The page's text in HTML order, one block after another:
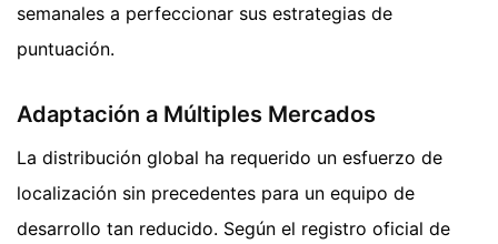
semanales a perfeccionar sus estrategias de
puntuación.
Adaptación a Múltiples Mercados
La distribución global ha requerido un esfuerzo de
localización sin precedentes para un equipo de
desarrollo tan reducido. Según el registro oficial de